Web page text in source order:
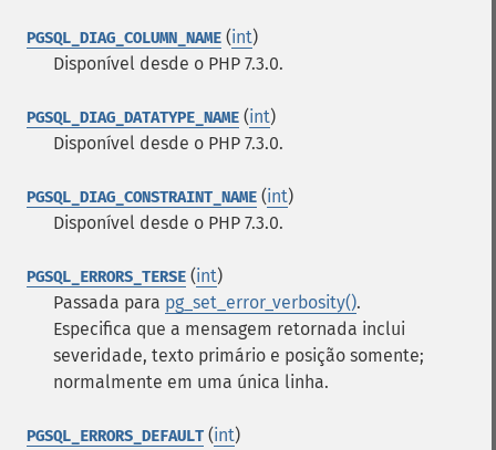
PGSQL_DIAG_COLUMN_NAME (int)
Disponível desde o PHP 7.3.0.
PGSQL_DIAG_DATATYPE_NAME (int)
Disponível desde o PHP 7.3.0.
PGSQL_DIAG_CONSTRAINT_NAME (int)
Disponível desde o PHP 7.3.0.
PGSQL_ERRORS_TERSE (int)
Passada para pg_set_error_verbosity().
Especifica que a mensagem retornada inclui
severidade, texto primário e posição somente;
normalmente em uma única linha.
PGSQL_ERRORS_DEFAULT (int)